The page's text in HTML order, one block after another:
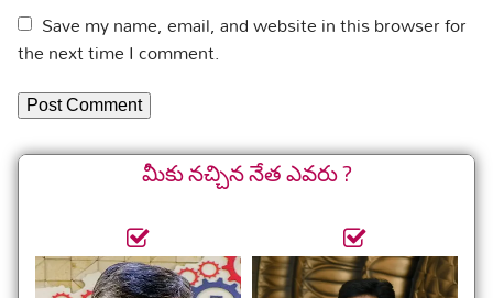
Save my name, email, and website in this browser for
the next time I comment.
మీకు నచ్చిన నేత ఎవరు ?